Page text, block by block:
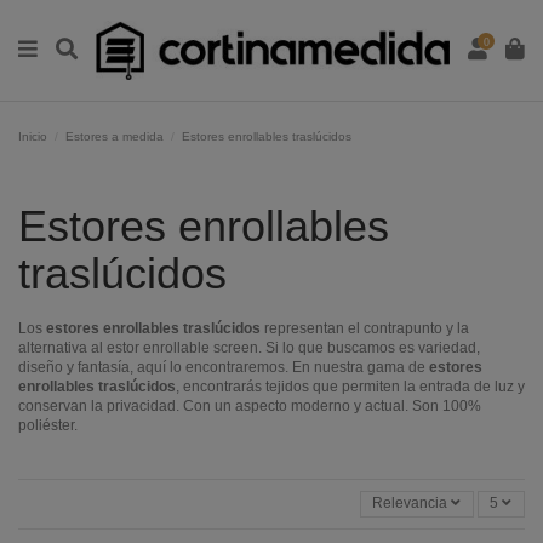
0
Inicio Estores a medida Estores enrollables traslúcidos
Estores enrollables
traslúcidos
Los estores enrollables traslúcidos representan el contrapunto y la
alternativa al estor enrollable screen. Si lo que buscamos es variedad,
diseño y fantasía, aquí lo encontraremos. En nuestra gama de estores
enrollables traslúcidos , encontrarás tejidos que permiten la entrada de luz y
conservan la privacidad. Con un aspecto moderno y actual. Son 100%
poliéster.
Relevancia 5